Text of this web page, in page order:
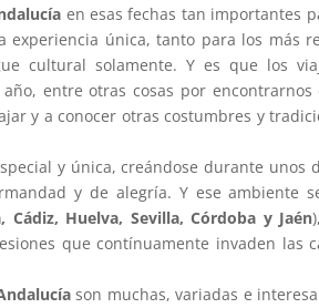
en esas fechas tan importantes
única, tanto para los más
cultural solamente. Y es que los
entre otras cosas por encontrarnos
y a conocer otras costumbres y
y única, creándose durante unos
y de alegría. Y ese ambiente
Cádiz, Huelva, Sevilla, Córdoba y Jaén
que contínuamente invaden las
son muchas, variadas e